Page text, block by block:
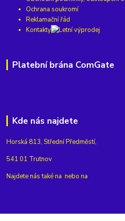
Ochrana soukromí
Reklamační řád
Kontakty
Platební brána ComGate
Kde nás najdete
Horská 813, Střední Předměstí,
541 01 Trutnov
Najdete nás také na nebo na